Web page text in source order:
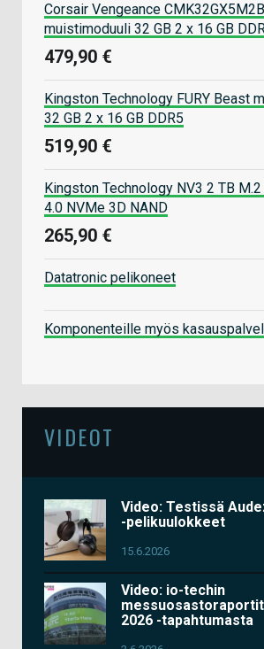
Corsair Vengeance
muistimoduuli 32 GB 2 x 16 GB
479,90 €
Kingston Technology FURY Beast
32 GB 2 x 16 GB DDR5
519,90 €
Kingston Technology NV3 2 TB
4.0 NVMe 3D NAND
265,90 €
Datatronic pelikoneet
Komponenteille myös
VIDEOT
Video: Testissä
-pelikuulokkeet
15.6.2026
Video: io-techin
2026 -tapahtumasta